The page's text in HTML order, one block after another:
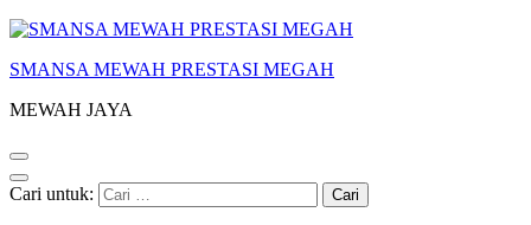
SMANSA MEWAH PRESTASI MEGAH
MEWAH JAYA
Cari untuk: